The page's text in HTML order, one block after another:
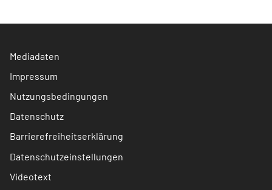
Mediadaten
Impressum
Nutzungsbedingungen
Datenschutz
Barrierefreiheitserklärung
Datenschutzeinstellungen
Videotext